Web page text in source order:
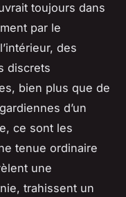
toujours dans
par le
des
discrets
bien plus que de
d’un
ce sont les
tenue ordinaire
une
trahissent un